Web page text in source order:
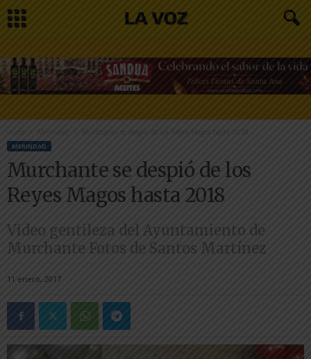
Inicio Murchante se despió de los Reyes Magos hasta 2018
MERINDAD
Murchante se despió de los
Reyes Magos hasta 2018
Video gentileza del Ayuntamiento de
Murchante Fotos de Santos Martínez
11 enero, 2017